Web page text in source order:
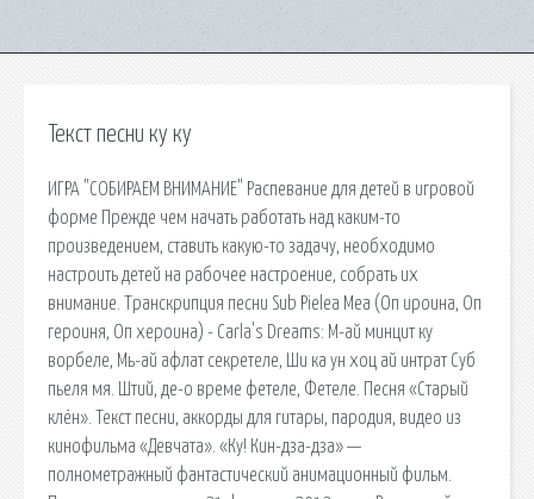
Текст песни ку ку
ИГРА "СОБИРАЕМ ВНИМАНИЕ" Распевание для детей в игровой
форме Прежде чем начать работать над каким-то
произведением, ставить какую-то задачу, необходимо
настроить детей на рабочее настроение, собрать их
внимание. Транскрипция песни Sub Pielea Mea (Оп ироина, Оп
героиня, Оп хероина) - Carla's Dreams: М-ай минцит ку
ворбеле, Мь-ай афлат секретеле, Ши ка ун хоц ай интрат Суб
пьеля мя. Штий, де-о време фетеле, Фетеле. Песня «Старый
клён». Текст песни, аккорды для гитары, пародия, видео из
кинофильма «Девчата». «Ку! Кин-дза-дза» —
полнометражный фантастический анимационный фильм.